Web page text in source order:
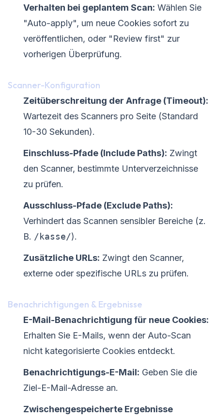
Verhalten bei geplantem Scan: Wählen Sie
"Auto-apply", um neue Cookies sofort zu
veröffentlichen, oder "Review first" zur
vorherigen Überprüfung.
Scanner-Konfiguration
Zeitüberschreitung der Anfrage (Timeout):
Wartezeit des Scanners pro Seite (Standard
10-30 Sekunden).
Einschluss-Pfade (Include Paths): Zwingt
den Scanner, bestimmte Unterverzeichnisse
zu prüfen.
Ausschluss-Pfade (Exclude Paths):
Verhindert das Scannen sensibler Bereiche (z.
B. /kasse/).
Zusätzliche URLs: Zwingt den Scanner,
externe oder spezifische URLs zu prüfen.
Benachrichtigungen & Ergebnisse
E-Mail-Benachrichtigung für neue Cookies:
Erhalten Sie E-Mails, wenn der Auto-Scan
nicht kategorisierte Cookies entdeckt.
Benachrichtigungs-E-Mail: Geben Sie die
Ziel-E-Mail-Adresse an.
Zwischengespeicherte Ergebnisse